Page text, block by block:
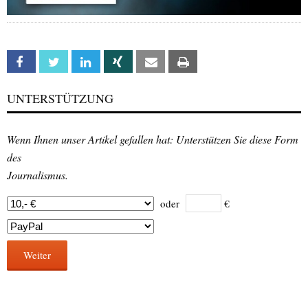
Facebook Twitter Linkedin Xing Email
UNTERSTÜTZUNG
Wenn Ihnen unser Artikel gefallen hat: Unterstützen Sie diese Form
des
Journalismus.
oder €
Weiter